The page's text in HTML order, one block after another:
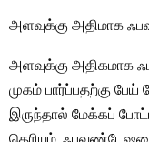
அளவுக்கு அதிமாக
அளவுக்கு அதிகமாக
முகம் பார்ப்பதற்கு
இருந்தால் மேக்கப்